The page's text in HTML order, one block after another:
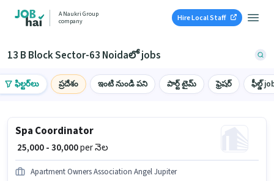
A Naukri Group
company
Hire Local Staff
13 B Block Sector-63 Noidaలో jobs
ఫిల్టర్‌లు ప్రదేశం ఇంటి నుండి పని పార్ట్ టైమ్ ఫ్రెషర్ ఫీల్డ్
Spa Coordinator
₹ 25,000 - 30,000per నెల
Apartment Owners Association Angel Jupiter